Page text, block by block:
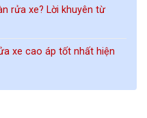
rửa xe? Lời khuyên từ
xe cao áp tốt nhất hiện